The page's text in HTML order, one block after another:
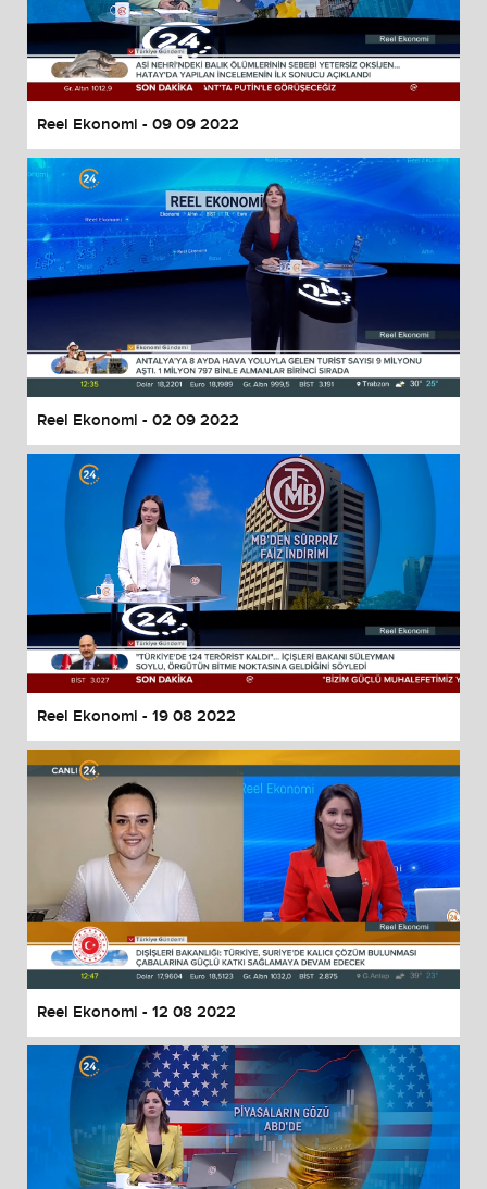
Reel Ekonomi - 09 09 2022
Reel Ekonomi - 02 09 2022
Reel Ekonomi - 19 08 2022
Reel Ekonomi - 12 08 2022